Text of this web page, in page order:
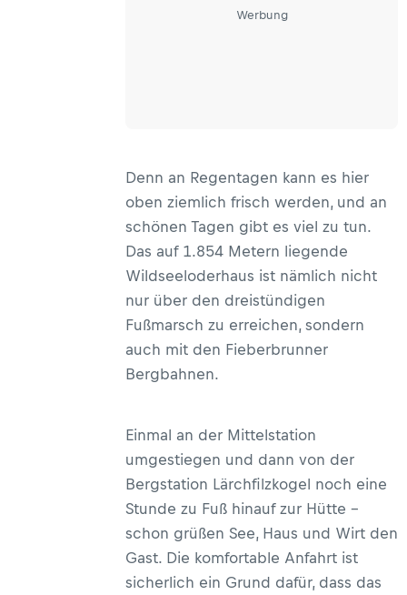
Werbung
Denn an Regentagen kann es hier
oben ziemlich frisch werden, und an
schönen Tagen gibt es viel zu tun.
Das auf 1.854 Metern liegende
Wildseeloderhaus ist nämlich nicht
nur über den dreistündigen
Fußmarsch zu erreichen, sondern
auch mit den Fieberbrunner
Bergbahnen.
Einmal an der Mittelstation
umgestiegen und dann von der
Bergstation Lärchfilzkogel noch eine
Stunde zu Fuß hinauf zur Hütte –
schon grüßen See, Haus und Wirt den
Gast. Die komfortable Anfahrt ist
sicherlich ein Grund dafür, dass das